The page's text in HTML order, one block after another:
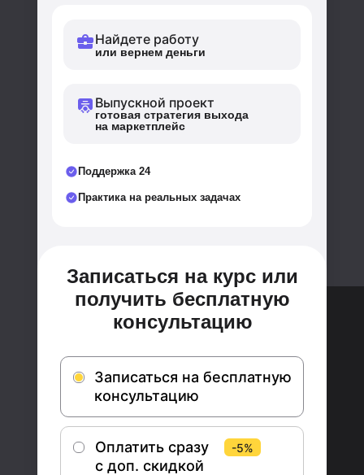
-5%
Оплатить сразу
с доп. скидкой
-5%
Записаться на бесплатную
консультацию
Записаться на курс или
получить бесплатную
консультацию
Выпускной проект
готовая стратегия выхода
на маркетплейс
Найдете работу
или вернем деньги
Практика на реальных задачах
Поддержка 24